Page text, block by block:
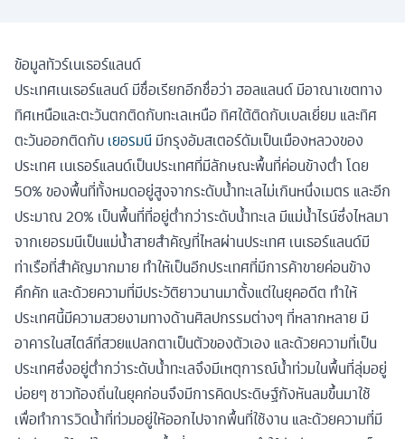
ข้อมูลทัวร์เนเธอร์แลนด์
ประเทศเนเธอร์แลนด์ มีชื่อเรียกอีกชื่อว่า ฮอลแลนด์ มีอาณาเขตทาง
ทิศเหนือและตะวันตกติดกับทะเลเหนือ ทิศใต้ติดกับเบลเยี่ยม และทิศ
ตะวันออกติดกับเยอรมนี มีกรุงอัมสเตอร์ดัมเป็นเมืองหลวงของ
ประเทศ เนเธอร์แลนด์เป็นประเทศที่มีลักษณะพื้นที่ค่อนข้างต่ำ โดย
50% ของพื้นที่ทั้งหมดอยู่สูงจากระดับน้ำทะเลไม่เกินหนึ่งเมตร และอีก
ประมาณ 20% เป็นพื้นที่ที่อยู่ต่ำกว่าระดับน้ำทะเล มีแม่น้ำไรน์ซึ่งไหลมา
จากเยอรมนีเป็นแม่น้ำสายสำคัญที่ไหลผ่านประเทศ เนเธอร์แลนด์มี
ท่าเรือที่สำคัญมากมาย ทำให้เป็นอีกประเทศที่มีการค้าขายค่อนข้าง
คึกคัก และด้วยความที่มีประวัติยาวนานมาตั้งแต่ในยุคอดีต ทำให้
ประเทศนี้มีความสวยงามทางด้านศิลปกรรมต่างๆ ที่หลากหลาย มี
อาคารในสไตล์ที่สวยแปลกตาเป็นตัวของตัวเอง และด้วยความที่เป็น
ประเทศซึ่งอยู่ต่ำกว่าระดับน้ำทะเลจึงมีเหตุการณ์น้ำท่วมในพื้นที่ลุ่มอยู่
บ่อยๆ ชาวท้องถิ่นในยุคก่อนจึงมีการคิดประดิษฐ์กังหันลมขึ้นมาใช้
เพื่อทำการวิดน้ำที่ท่วมอยู่ให้ออกไปจากพื้นที่ใช้งาน และด้วยความที่มี